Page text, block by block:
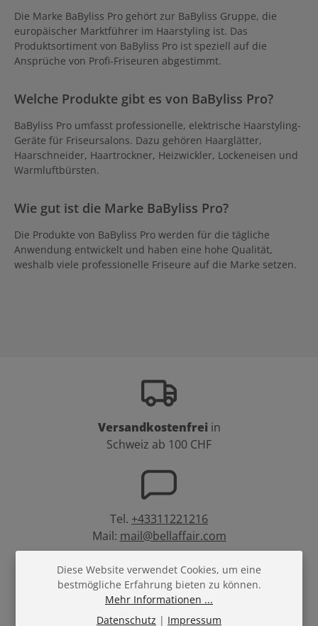
Die Marke BaByliss Pro gehört zur BaByliss Gruppe, die
europäischer Marktführer im Haarstyling ist. Das
Produktsortiment von BaByliss Pro ist speziell auf die
Ansprüche von Profi-Friseuren abgestimmt.
Welche Produkte gibt es von BaByliss Pro?
BaByliss Pro umfasst professionelle, elektrische Haarstyling-
Geräte für Friseursalons. Dazu gehören Haarglätter,
Haarschneider, Haartrockner, Heizwickler, Lockeneisen und
Warmluftbürsten.
Wie gut ist die Marke BaByliss Pro?
Die Produkte von BaByliss Pro werden für die tägliche
Anwendung entwickelt und haben eine hohe Qualität,
weshalb viele professionelle Friseure auf die Marke setzen.
Versandkostenfrei in
Schweiz ab 100 CHF
Tel. +43311221216
Mail: mail@bellaffair.com
Diese Website verwendet Cookies, um eine
bestmögliche Erfahrung bieten zu können.
Mehr Informationen ...
Datenschutz | Impressum